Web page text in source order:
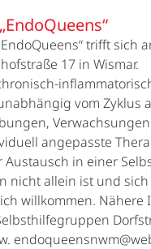
trifft sich
17 in Wismar.
vom
angepasste
in einer
nicht allein ist und
willkommen.